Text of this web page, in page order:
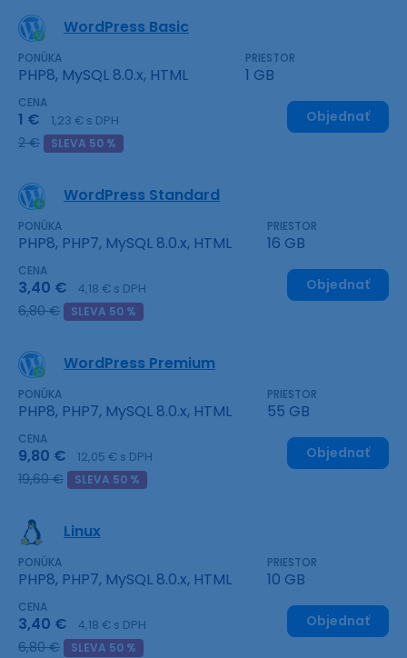
WordPress Basic
PONÚKA
PHP8, MySQL 8.0.x, HTML
PRIESTOR
1 GB
CENA
1 € 1,23 € s DPH
2 € SLEVA 50 %
Objednať
WordPress Standard
PONÚKA
PHP8, PHP7, MySQL 8.0.x, HTML
PRIESTOR
16 GB
CENA
3,40 € 4,18 € s DPH
6,80 € SLEVA 50 %
Objednať
WordPress Premium
PONÚKA
PHP8, PHP7, MySQL 8.0.x, HTML
PRIESTOR
55 GB
CENA
9,80 € 12,05 € s DPH
19,60 € SLEVA 50 %
Objednať
Linux
PONÚKA
PHP8, PHP7, MySQL 8.0.x, HTML
PRIESTOR
10 GB
CENA
3,40 € 4,18 € s DPH
6,80 € SLEVA 50 %
Objednať